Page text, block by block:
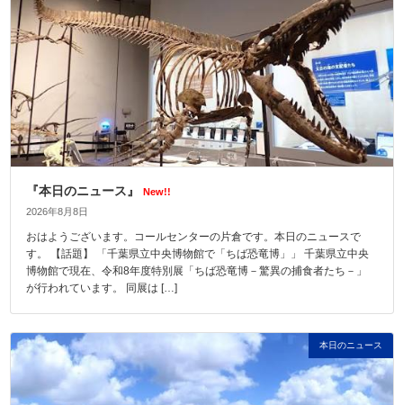
『本日のニュース』
New!!
2026年8月8日
おはようございます。コールセンターの片倉です。本日のニュースで
す。 【話題】 「千葉県立中央博物館で「ちば恐竜博」」 千葉県立中央
博物館で現在、令和8年度特別展「ちば恐竜博－驚異の捕食者たち－」
が行われています。 同展は […]
本日のニュース